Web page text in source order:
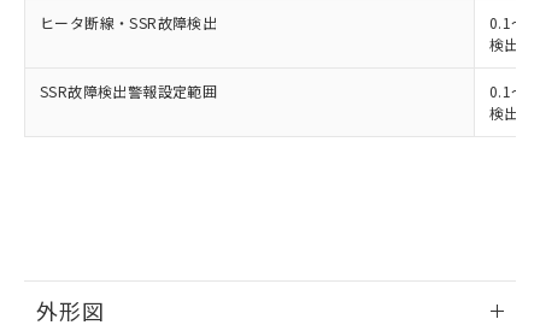
ヒータ断線・SSR故障検出
0.1～
検出最
SSR故障検出警報設定範囲
0.1～
検出最
外形図